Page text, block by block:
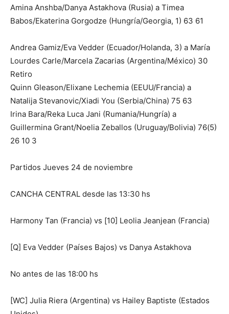
Amina Anshba/Danya Astakhova (Rusia) a Timea
Babos/Ekaterina Gorgodze (Hungría/Georgia, 1) 63 61
Andrea Gamiz/Eva Vedder (Ecuador/Holanda, 3) a María
Lourdes Carle/Marcela Zacarias (Argentina/México) 30
Retiro
Quinn Gleason/Elixane Lechemia (EEUU/Francia) a
Natalija Stevanovic/Xiadi You (Serbia/China) 75 63
Irina Bara/Reka Luca Jani (Rumania/Hungría) a
Guillermina Grant/Noelia Zeballos (Uruguay/Bolivia) 76(5)
26 10 3
Partidos Jueves 24 de noviembre
CANCHA CENTRAL desde las 13:30 hs
Harmony Tan (Francia) vs [10] Leolia Jeanjean (Francia)
[Q] Eva Vedder (Países Bajos) vs Danya Astakhova
No antes de las 18:00 hs
[WC] Julia Riera (Argentina) vs Hailey Baptiste (Estados